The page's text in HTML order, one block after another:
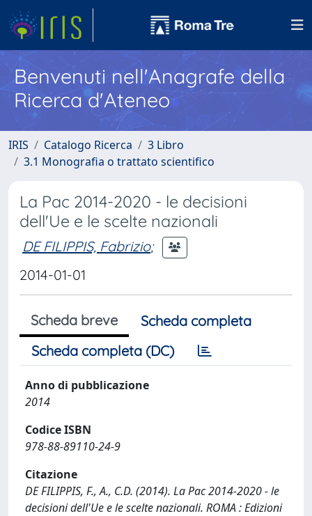
Benvenuti nell'Anagrafe della
Ricerca d'Ateneo
IRIS Catalogo Ricerca
3 Libro
3.1 Monografia o trattato scientifico
La Pac 2014-2020 - le decisioni
dell'Ue e le scelte nazionali
DE FILIPPIS, Fabrizio;
2014-01-01
Scheda breve
Scheda completa
Scheda completa (DC)
Anno di pubblicazione
2014
Codice ISBN
978-88-89110-24-9
Citazione
DE FILIPPIS, F., A., C.D. (2014). La Pac 2014-2020 - le
decisioni dell'Ue e le scelte nazionali. ROMA : Edizioni